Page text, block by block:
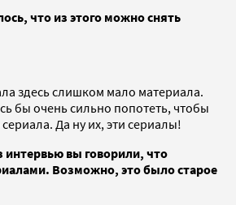
что из этого можно снять
здесь слишком мало материала.
бы очень сильно попотеть, чтобы
сериала. Да ну их, эти сериалы!
вы говорили, что
Возможно, это было старое